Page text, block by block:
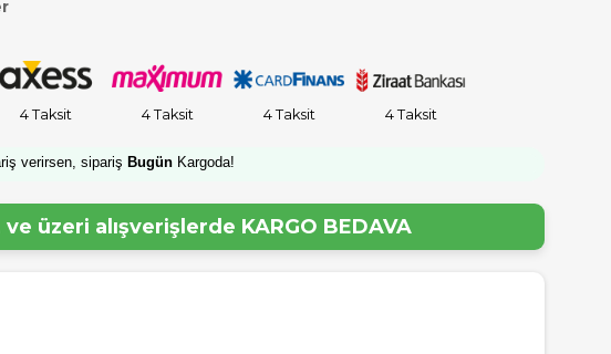
4 Taksit 4 Taksit 4 Taksit 4 Taksit
verirsen, sipariş Bugün Kargoda!
ve üzeri alışverişlerde KARGO BEDAVA